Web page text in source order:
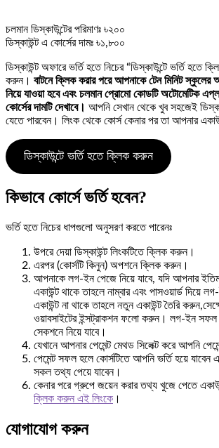
চলমান ডিস্কাউন্টের পরিমাণঃ ৳২০০
ডিস্কাউন্ট এ কোর্সের দামঃ ৳১,৮০০
ডিস্কাউন্ট অফারে ভর্তি হতে নিচের “ডিস্কাউন্টে ভর্তি হতে
করুন। বাটনে ক্লিক করার পরে আপনাকে টেন মিনিট স্কুলের
নিয়ে যাওয়া হবে এবং চলমান প্রোমো কোডটি অটোমেটিক
কোর্সের দামটি দেখাবে। আপনি সেখান থেকে খুব সহজেই
যেতে পারবেন। লিংক থেকে কোর্স কেনার পর তা আপনার
ডিস্কাউন্টে ভর্তি হতে ক্লিক করুন
কিভাবে কোর্সে ভর্তি হবেন?
ভর্তি হতে নিচের ধাপগুলো অনুসরণ করতে পারেনঃ
উপরে দেয়া ডিস্কাউন্ট লিংকটিতে ক্লিক করুন।
এরপর (কোর্সটি কিনুন) অপশনে ক্লিক করুন।
আপনাকে লগ-ইন পেজে নিয়ে যাবে, যদি আপনার
একাউন্ট থাকে তাহলে নাম্বার এবং পাসওয়ার্ড
একাউন্ট না থাকে তাহলে নতুন একাউন্ট তৈরি
ওয়াবসাইটের ইন্সট্রাকশন ফলো করুন। লগ-ইন সফল
সেকশনে নিয়ে যাবে।
যেখানে আপনার পেমেন্ট মেথড সিলেক্ট করে আপনি
পেমেন্ট সফল হলে কোর্সটিতে আপনি ভর্তি হয়ে যাবেন
সকল তথ্য পেয়ে যাবেন।
কেনার পরে গ্রুপে জয়েন করার তথ্য খুজে পেতে
ক্লিক করুন এই লিংকে ।
যোগাযোগ করুন